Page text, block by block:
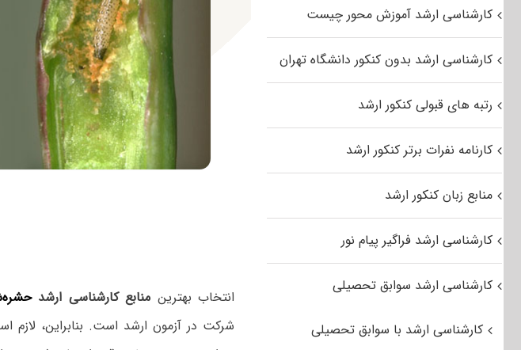
انتخاب بهترین منابع کارشناسی ارشد
شرکت در آزمون ارشد است. بنابراین،
کارشناسی ارشد آموزش محور چیست
کارشناسی ارشد بدون کنکور دانشگاه تهران
رتبه های قبولی کنکور ارشد
کارنامه نفرات برتر کنکور ارشد
منابع زبان کنکور ارشد
کارشناسی ارشد فراگیر پیام نور
کارشناسی ارشد سوابق تحصیلی
کارشناسی ارشد با سوابق تحصیلی